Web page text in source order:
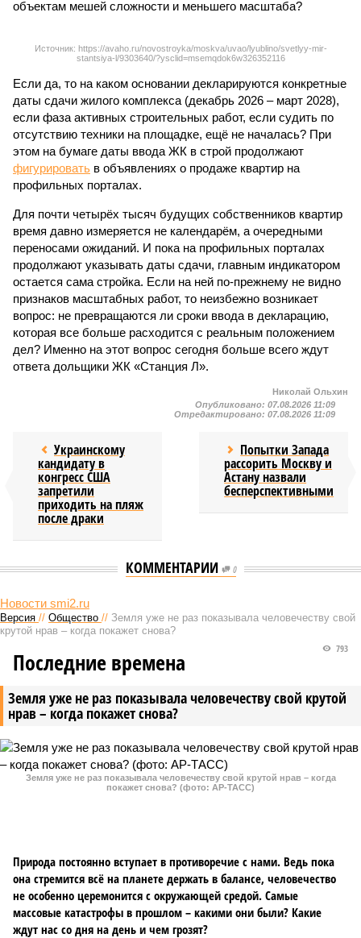
объектам мешей сложности и меньшего масштаба?
Источник: https://avaho.ru/novostroyka/moskva/uvao/lyublino/svetlyy-mir-
stantsiya-l/9303640/?ysclid=msemqdok6w326352116
Если да, то на каком основании декларируются конкретные
даты сдачи жилого комплекса (декабрь 2026 – март 2028),
если фаза активных строительных работ, если судить по
отсутствию техники на площадке, ещё не началась? При
этом на бумаге даты ввода ЖК в строй продолжают
фигурировать в объявлениях о продаже квартир на
профильных порталах.
Для почти четырёх тысяч будущих собственников квартир
время давно измеряется не календарём, а очередными
переносами ожиданий. И пока на профильных порталах
продолжают указывать даты сдачи, главным индикатором
остается сама стройка. Если на ней по-прежнему не видно
признаков масштабных работ, то неизбежно возникает
вопрос: не превращаются ли сроки ввода в декларацию,
которая все больше расходится с реальным положением
дел? Именно на этот вопрос сегодня больше всего ждут
ответа дольщики ЖК «Станция Л».
Николай Ольхин
Опубликовано: 07.08.2026 11:09
Отредактировано: 07.08.2026 11:09
Украинскому
кандидату в
конгресс США
запретили
приходить на пляж
после драки
Попытки Запада
рассорить Москву и
Астану назвали
бесперспективными
КОММЕНТАРИИ 0
Новости smi2.ru
Версия // Общество // Земля уже не раз показывала человечеству свой
крутой нрав – когда покажет снова?
Земля уже не раз показывала человечеству свой крутой
нрав – когда покажет снова?
793
Последние времена
Земля уже не раз показывала человечеству свой крутой нрав – когда
покажет снова? (фото: АР-ТАСС)
Природа постоянно вступает в противоречие с нами. Ведь пока
она стремится всё на планете держать в балансе, человечество
не особенно церемонится с окружающей средой. Самые
массовые катастрофы в прошлом – какими они были? Какие
ждут нас со дня на день и чем грозят?